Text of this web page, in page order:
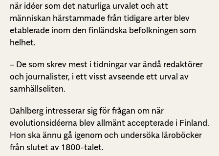
när idéer som det naturliga urvalet och att
människan härstammade från tidigare arter blev
etablerade inom den finländska befolkningen som
helhet.
– De som skrev mest i tidningar var ändå redaktörer
och journalister, i ett visst avseende ett urval av
samhällseliten.
Dahlberg intresserar sig för frågan om när
evolutionsidéerna blev allmänt accepterade i Finland.
Hon ska ännu gå igenom och undersöka läroböcker
från slutet av 1800-talet.